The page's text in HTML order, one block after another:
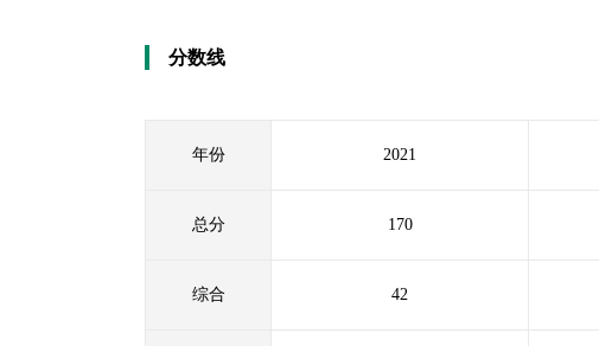
分数线
年份 2021
总分 170
综合 42